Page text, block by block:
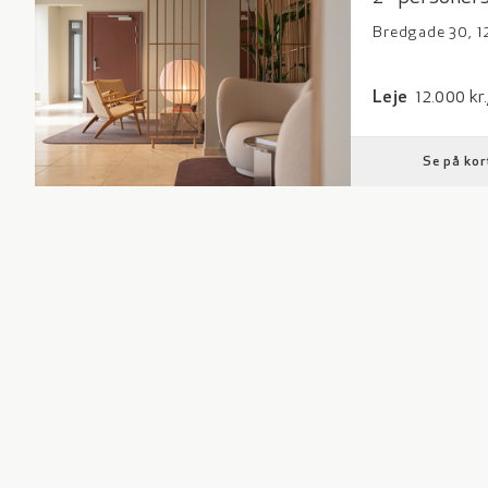
Bredgade 30,
Leje: 12000
Leje 12.000
Se på